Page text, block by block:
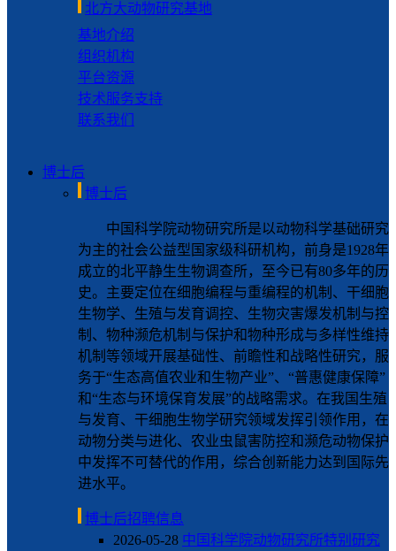
北方大动物研究基地
基地介绍
组织机构
平台资源
技术服务支持
联系我们
博士后
博士后
中国科学院动物研究所是以动物科学基础研究
为主的社会公益型国家级科研机构，前身是1928年
成立的北平静生生物调查所，至今已有80多年的历
史。主要定位在细胞编程与重编程的机制、干细胞
生物学、生殖与发育调控、生物灾害爆发机制与控
制、物种濒危机制与保护和物种形成与多样性维持
机制等领域开展基础性、前瞻性和战略性研究，服
务于“生态高值农业和生物产业”、“普惠健康保障”
和“生态与环境保育发展”的战略需求。在我国生殖
与发育、干细胞生物学研究领域发挥引领作用，在
动物分类与进化、农业虫鼠害防控和濒危动物保护
中发挥不可替代的作用，综合创新能力达到国际先
进水平。
博士后招聘信息
2026-05-28 中国科学院动物研究所特别研究